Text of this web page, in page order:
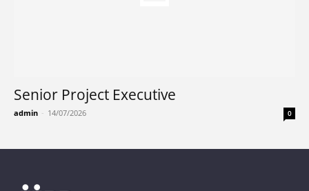
Senior Project Executive
admin - 14/07/2026 0